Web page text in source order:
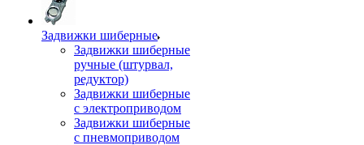
Задвижки шиберные
Задвижки шиберные
ручные (штурвал,
редуктор)
Задвижки шиберные
с электроприводом
Задвижки шиберные
с пневмоприводом